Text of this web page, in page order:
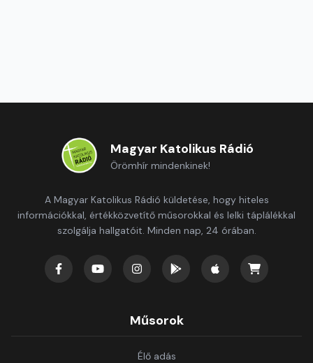
Magyar Katolikus Rádió
Örömhír mindenkinek!
A Magyar Katolikus Rádió küldetése, hogy hiteles
információkkal, értékközvetítő műsorokkal és lelki táplálékkal
szolgálja hallgatóit. Minden nap, 24 órában.
Műsorok
Élő adás